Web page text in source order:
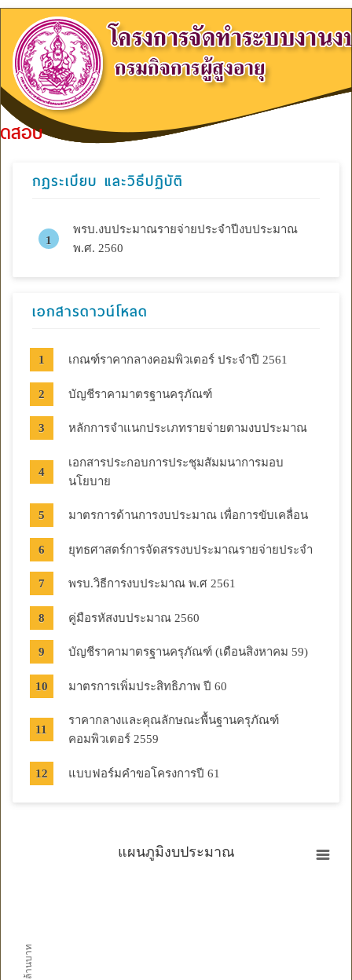
อบ
กฏระเบียบ และวิธีปฏิบัติ
พรบ.งบประมาณรายจ่ายประจำปีงบประมาณ
พ.ศ. 2560
เอกสารดาวน์โหลด
เกณฑ์ราคากลางคอมพิวเตอร์ ประจำปี 2561
บัญชีราคามาตรฐานครุภัณฑ์
หลักการจำแนกประเภทรายจ่ายตามงบประมาณ
เอกสารประกอบการประชุมสัมมนาการมอบ
นโยบาย
มาตรการด้านการงบประมาณ เพื่อการขับเคลื่อน
ยุทธศาสตร์การจัดสรรงบประมาณรายจ่ายประจำ
พรบ.วิธีการงบประมาณ พ.ศ 2561
คู่มือรหัสงบประมาณ 2560
บัญชีราคามาตรฐานครุภัณฑ์ (เดือนสิงหาคม 59)
มาตรการเพิ่มประสิทธิภาพ ปี 60
ราคากลางและคุณลักษณะพื้นฐานครุภัณฑ์
คอมพิวเตอร์ 2559
แบบฟอร์มคำขอโครงการปี 61
ล้านบาท
แผนภูมิงบประมาณ